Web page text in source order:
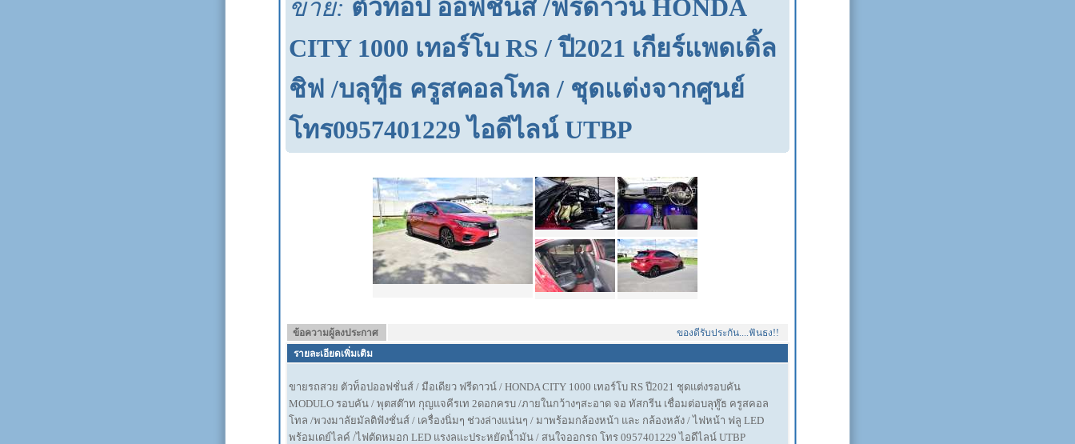
ขาย: ตัวท็อป ออฟชั่นส์ /ฟรีดาวน์ HONDA
CITY 1000 เทอร์โบ RS / ปี2021 เกียร์แพดเดิ้ล
ชิฟ /บลุทูีธ ครูสคอลโทล / ชุดแต่งจากศูนย์
โทร0957401229 ไอดีไลน์ UTBP
ข้อความผู้ลงประกาศ
ของดีรับประกัน....ฟันธง!!
รายละเอียดเพิ่มเติม
ขายรถสวย ตัวท็อปออฟชั่นส์ / มือเดียว ฟรีดาวน์ / HONDA CITY 1000 เทอร์โบ RS ปี2021 ชุดแต่งรอบคัน
MODULO รอบคัน / พุตสต๊าท กุญแจคีรเท 2ดอกครบ /ภายในกว้างๆสะอาด จอ ทัสกรีน เชื่อมต่อบลุทู๊ธ ครูสคอล
โทล /พวงมาลัยมัลติฟังชั่นส์ / เครื่องนิ่มๆ ช่วงล่างแน่นๆ / มาพร้อมกล้องหน้า และ กล้องหลัง / ไฟหน้า ฟลู LED
พร้อมเดย์ไลค์ /ไฟตัดหมอก LED แรงลแะประหยัดน้ำมัน / สนใจออกรถ โทร 0957401229 ไอดีไลน์ UTBP